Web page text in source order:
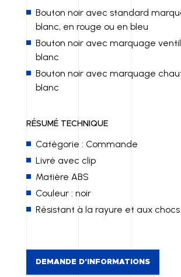
Bouton noir avec standard
blanc, en rouge ou en bleu
Bouton noir avec marquage
blanc
Bouton noir avec marquage
blanc
RÉSUMÉ TECHNIQUE
Catégorie : Commande
Livré avec clip
Matière ABS
Couleur : noir
Résistant à la rayure et aux chocs
DEMANDE D'INFORMATIONS